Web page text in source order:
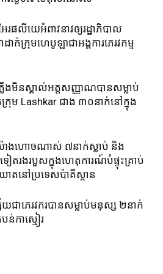
ផលីយេអំពាវនាវឲ្យរដ្ឋាភិបាល
ាក់ក្រុមហេបូឡាជាអង្គការភេរវកម្ម
លើងមិនស្គាល់អត្តសញ្ញាណបានសម្លាប់
រុម Lashkar ជាង ៣០នាក់នៅក្នុង
ងហោចណាស់ ៧នាក់ស្លាប់ និង
តរងរបួសក្នុងហេតុការណ៍បំផ្ទុះគ្រាប់
ាតនៅប្រទេសប៉ាគីស្ថាន
ជាភេរវករបានសម្លាប់មនុស្ស ២នាក់
ន់កាស្មៀរ